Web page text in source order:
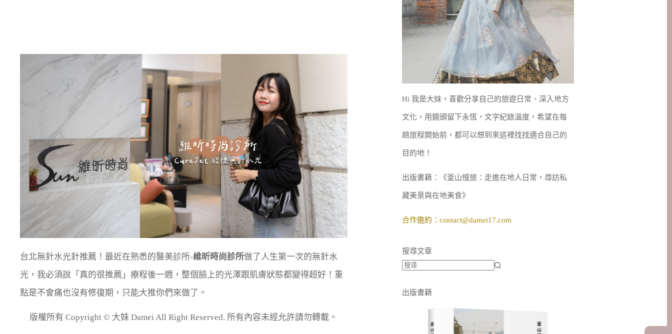
台北無針水光針推薦！最近在熟悉的醫美診所-維昕時尚診所做了人生第一次的無針水
光，我必須說「真的很推薦」療程後一週，整個臉上的光澤跟肌膚狀態都變得超好！重
點是不會痛也沒有修復期，只能大推你們來做了。
版權所有 Copyright © 大妹 Damei All Right Reserved. 所有內容未經允許請勿轉載。
Hi 我是大妹，喜歡分享自己的旅遊日常、深入地方
文化，用鏡頭留下永恆，文字紀錄溫度，希望在每
趟旅程開始前，都可以想到來這裡找找適合自己的
目的地！
出版書籍：《釜山慢旅：走進在地人日常，尋訪私
藏美景與在地美食》
合作邀約： contact@damei17.com
搜尋文章
出版書籍